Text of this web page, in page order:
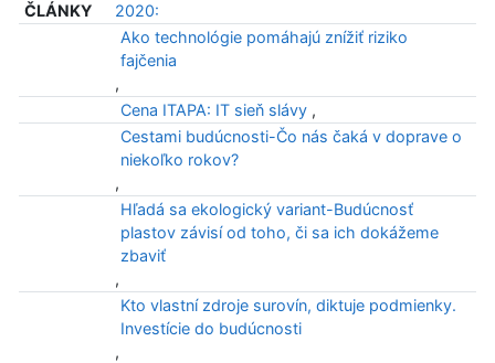
ČLÁNKY
2020:
Ako technológie pomáhajú znížiť riziko
fajčenia
,
Cena ITAPA: IT sieň slávy ,
Cestami budúcnosti-Čo nás čaká v doprave o
niekoľko rokov?
,
Hľadá sa ekologický variant-Budúcnosť
plastov závisí od toho, či sa ich dokážeme
zbaviť
,
Kto vlastní zdroje surovín, diktuje podmienky.
Investície do budúcnosti
,